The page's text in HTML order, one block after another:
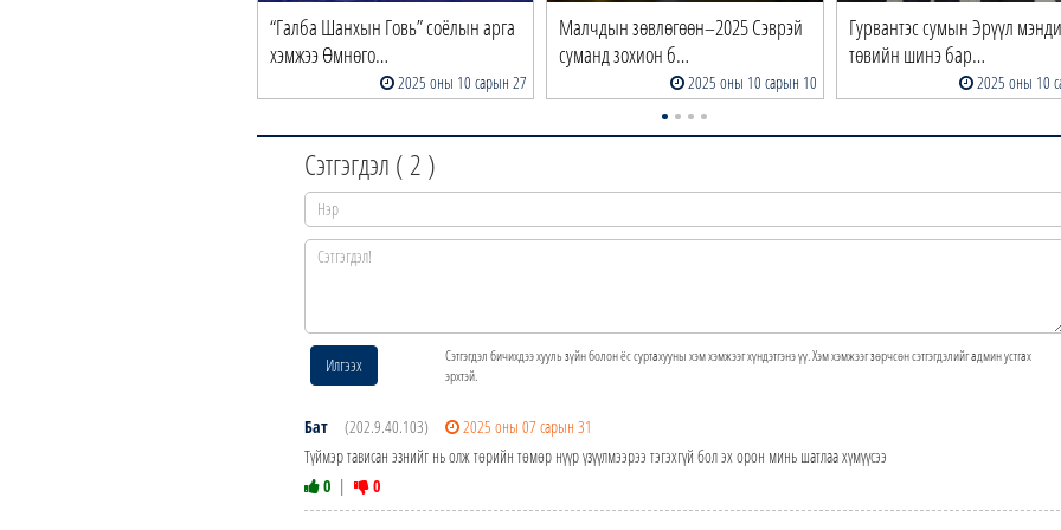
“Галба Шанхын Говь” соёлын арга
хэмжээ Өмнөго…
2025 оны 10 сарын 27
Малчдын зөвлөгөөн–2025 Сэврэй
суманд зохион б…
2025 оны 10 сарын 10
Гурвантэс сумын Эрүүл
төвийн шинэ бар…
2025 оны 10
Сэтгэгдэл (2 )
Илгээх
Сэтгэгдэл бичихдээ хууль зүйн болон ёс суртахууны хэм хэмжээг хүндэтгэнэ үү. Хэм хэмжээг зөрчсөн сэтгэгдэлийг админ устгах
эрхтэй.
Бат (202.9.40.103)
2025 оны 07 сарын 31
Түймэр тависан эзнийг нь олж төрийн төмөр нүүр үзүүлмээрээ тэгэхгүй бол эх орон минь шатлаа хүмүүсээ
0 | 0